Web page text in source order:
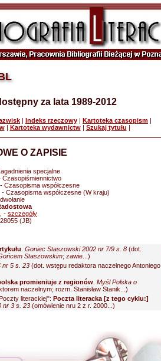
za lata 1989-2012
| Indeks rzeczowy | Kartoteka czasopism |
| Kartoteka wydawnictw| Szukaj tytułu |
O ZAPISIE
specjalne
Czasopiśmiennictwo
- Czasopisma współczesne
- Czasopisma współczesne (W kraju)
- szczegóły
(JB)
Goniec Staszowski 2002 nr 7/9 s. 8 (dot.
Staszowskim; zawie...)
nr 5 s. 23 (dot. wstępu redaktora naczelnego Antoniego
promieniuje z regionów Myśl Polska o
naczelnym; rozm. Stanisław Stanik...)
literackiej": Poczta literacka [z tego cyklu:]
nr 3 s. 23 (omówienie nru 2 z r. 2000...)